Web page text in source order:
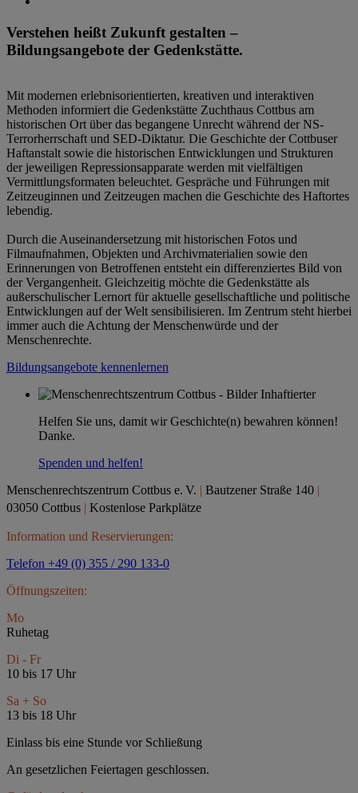
Verstehen heißt Zukunft gestalten –
Bildungsangebote der Gedenkstätte.
Mit modernen erlebnisorientierten, kreativen und interaktiven
Methoden informiert die Gedenkstätte Zuchthaus Cottbus am
historischen Ort über das begangene Unrecht während der NS-
Terrorherrschaft und SED-Diktatur. Die Geschichte der Cottbuser
Haftanstalt sowie die historischen Entwicklungen und Strukturen
der jeweiligen Repressionsapparate werden mit vielfältigen
Vermittlungsformaten beleuchtet. Gespräche und Führungen mit
Zeitzeuginnen und Zeitzeugen machen die Geschichte des Haftortes
lebendig.
Durch die Auseinandersetzung mit historischen Fotos und
Filmaufnahmen, Objekten und Archivmaterialien sowie den
Erinnerungen von Betroffenen entsteht ein differenziertes Bild von
der Vergangenheit. Gleichzeitig möchte die Gedenkstätte als
außerschulischer Lernort für aktuelle gesellschaftliche und politische
Entwicklungen auf der Welt sensibilisieren. Im Zentrum steht hierbei
immer auch die Achtung der Menschenwürde und der
Menschenrechte.
Bildungsangebote kennenlernen
Helfen Sie uns, damit wir Geschichte(n) bewahren können!
Danke.
Spenden und helfen!
Menschenrechtszentrum Cottbus e. V. | Bautzener Straße 140 |
03050 Cottbus | Kostenlose Parkplätze
Information und Reservierungen:
Telefon +49 (0) 355 / 290 133-0
Öffnungszeiten:
Mo
Ruhetag
Di - Fr
10 bis 17 Uhr
Sa + So
13 bis 18 Uhr
Einlass bis eine Stunde vor Schließung
An gesetzlichen Feiertagen geschlossen.